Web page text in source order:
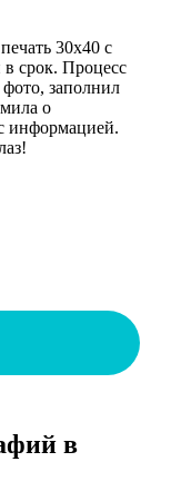
30х40 с
в срок. Процесс
фото, заполнил
о
информацией.
в